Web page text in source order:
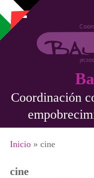
Pasar al contenido
Coordinación
Se
Inicio » cine
cine